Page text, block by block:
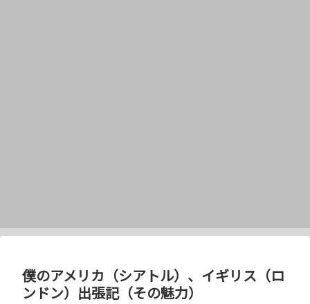
僕のアメリカ（シアトル）、イギリス（ロ
ンドン）出張記（その魅力）